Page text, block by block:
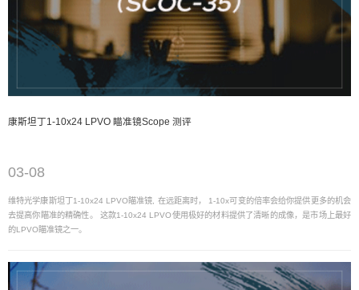
康斯坦丁1-10x24 LPVO 瞄准镜Scope 测评
03-08
维特光学康斯坦丁1-10x24 LPVO瞄准镜, 在远距离时， 1-10x可变的倍率会给你提供更多的机会
去提高你瞄准的精确性。 这款1-10x24 LPVO使用极好的材料提供了清晰的成像，是市场上最好
的LPVO瞄准镜之一。
03-08